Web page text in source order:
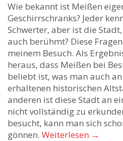
Wie bekannt ist Meißen
Geschirrschranks? Jeder
Schwerter, aber ist die
auch berühmt? Diese
meinem Besuch. Als
heraus, dass Meißen bei
beliebt ist, was man auch
erhaltenen historischen
anderen ist diese Stadt an
nicht vollständig zu
besucht, kann man sich
gönnen. Weiterlesen →